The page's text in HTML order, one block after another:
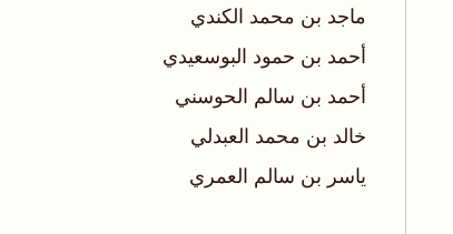
ماجد بن محمد الكندي
أحمد بن حمود البوسعيدي
أحمد بن سالم الحوسني
خالد بن محمد العبدلي
ياسر بن سالم العمري